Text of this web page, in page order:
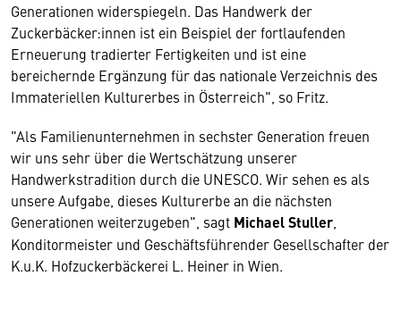
Generationen widerspiegeln. Das Handwerk der
Zuckerbäcker:innen ist ein Beispiel der fortlaufenden
Erneuerung tradierter Fertigkeiten und ist eine
bereichernde Ergänzung für das nationale Verzeichnis des
Immateriellen Kulturerbes in Österreich", so Fritz.
"Als Familienunternehmen in sechster Generation freuen
wir uns sehr über die Wertschätzung unserer
Handwerkstradition durch die UNESCO. Wir sehen es als
unsere Aufgabe, dieses Kulturerbe an die nächsten
Generationen weiterzugeben", sagt Michael Stuller
Konditormeister und Geschäftsführender Gesellschafter der
K.u.K. Hofzuckerbäckerei L. Heiner in Wien.